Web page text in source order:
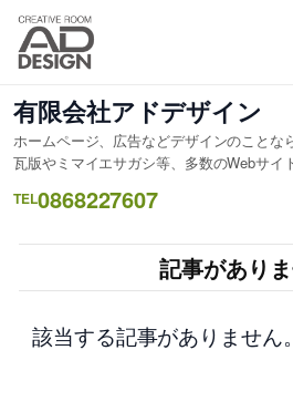
内
を
キ
ッ
プ
有限会社アドデザイン
ホームページ、広告などデザインのことな
瓦版やミマイエサガシ等、多数のWebサイ
TEL0868227607
記事があり
該当する記事がありません。